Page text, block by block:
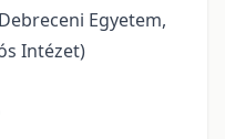
Egyetem,
Intézet)